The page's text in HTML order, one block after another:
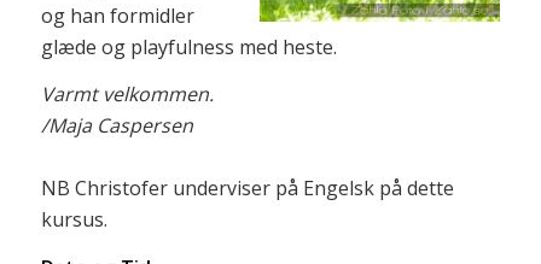
og han formidler
glæde og playfulness med heste.
Varmt velkommen.
/Maja Caspersen
NB Christofer underviser på Engelsk på dette
kursus.